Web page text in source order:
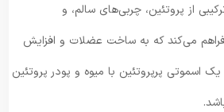
از پروتئین، چربی‌های سالم، و
فراهم می‌کند که به ساخت عضلات و افزایش
اسموتی پرپروتئین با میوه و پودر پروتئین